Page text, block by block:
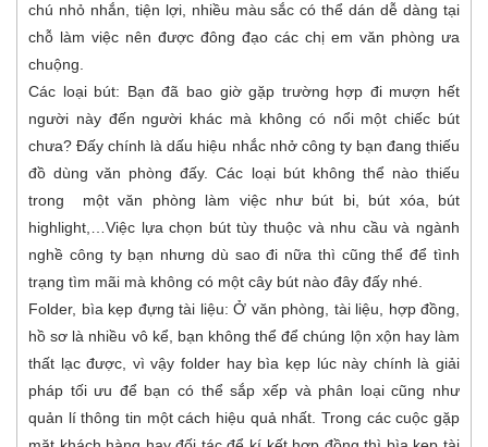
chú nhỏ nhắn, tiện lợi, nhiều màu sắc có thể dán dễ dàng tại
chỗ làm việc nên được đông đạo các chị em văn phòng ưa
chuộng.
Các loại bút: Bạn đã bao giờ gặp trường hợp đi mượn hết
người này đến người khác mà không có nổi một chiếc bút
chưa? Đấy chính là dấu hiệu nhắc nhở công ty bạn đang thiếu
đồ dùng văn phòng đấy. Các loại bút không thể nào thiếu
trong một văn phòng làm việc như bút bi, bút xóa, bút
highlight,…Việc lựa chọn bút tùy thuộc và nhu cầu và ngành
nghề công ty bạn nhưng dù sao đi nữa thì cũng thể để tình
trạng tìm mãi mà không có một cây bút nào đây đấy nhé.
Folder, bìa kẹp đựng tài liệu: Ở văn phòng, tài liệu, hợp đồng,
hồ sơ là nhiều vô kể, bạn không thể để chúng lộn xộn hay làm
thất lạc được, vì vậy folder hay bìa kẹp lúc này chính là giải
pháp tối ưu để bạn có thể sắp xếp và phân loại cũng như
quản lí thông tin một cách hiệu quả nhất. Trong các cuộc gặp